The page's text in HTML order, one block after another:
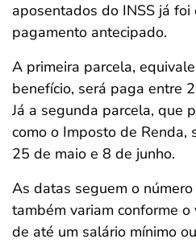
aposentados do INSS já
pagamento antecipado.
A primeira parcela,
benefício, será paga entre
Já a segunda parcela, que
como o Imposto de Renda,
25 de maio e 8 de junho.
As datas seguem o
também variam conforme
de até um salário mínimo